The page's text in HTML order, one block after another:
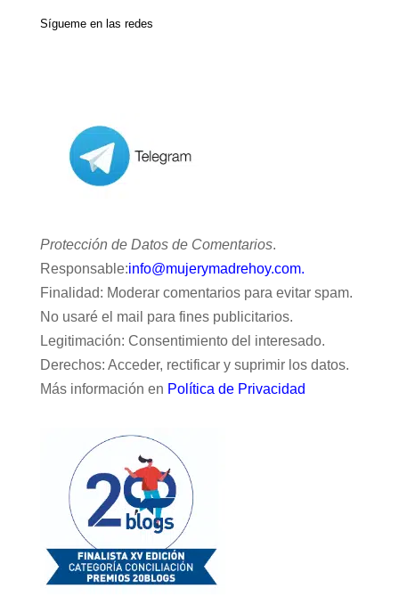
Sígueme en las redes
Protección de Datos de Comentarios.
Responsable:info@mujerymadrehoy.com.
Finalidad: Moderar comentarios para evitar spam.
No usaré el mail para fines publicitarios.
Legitimación: Consentimiento del interesado.
Derechos: Acceder, rectificar y suprimir los datos.
Más información en Política de Privacidad